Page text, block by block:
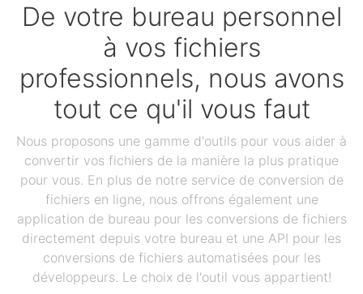
De votre bureau personnel
à vos fichiers
professionnels, nous avons
tout ce qu'il vous faut
Nous proposons une gamme d'outils pour vous aider à
convertir vos fichiers de la manière la plus pratique
pour vous. En plus de notre service de conversion de
fichiers en ligne, nous offrons également une
application de bureau pour les conversions de fichiers
directement depuis votre bureau et une API pour les
conversions de fichiers automatisées pour les
développeurs. Le choix de l'outil vous appartient!